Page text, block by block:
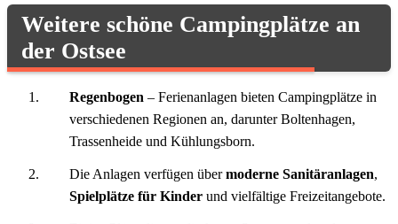
Weitere schöne Campingplätze an
der Ostsee
Regenbogen – Ferienanlagen bieten Campingplätze in
verschiedenen Regionen an, darunter Boltenhagen,
Trassenheide und Kühlungsborn.
Die Anlagen verfügen übermoderne Sanitäranlagen,
Spielplätze für Kinder und vielfältige Freizeitangebote.